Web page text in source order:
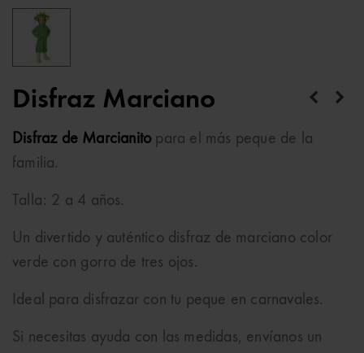
Disfraz Marciano
Disfraz de Marcianito para el más peque de la
familia.
Talla: 2 a 4 años.
Un divertido y auténtico disfraz de marciano color
verde con gorro de tres ojos.
Ideal para disfrazar con tu peque en carnavales.
Si necesitas ayuda con las medidas, envíanos un